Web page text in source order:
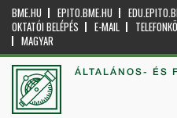
BME.HU EPITO.BME.HU
OKTATÓI BELÉPÉS
E-MAIL
MAGYAR
ÁLTALÁNOS- ÉS